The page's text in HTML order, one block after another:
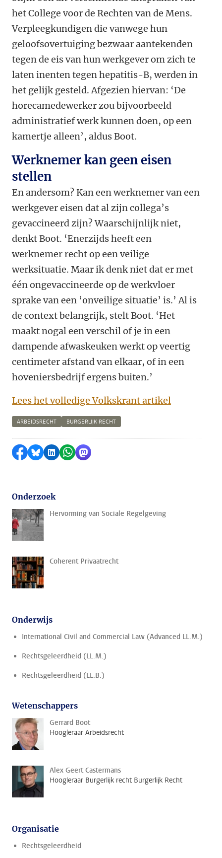
het College voor de Rechten van de Mens.
Verpleegkundigen die vanwege hun
geloofsovertuiging bezwaar aantekenden
tegen de eis van hun werkgever om zich te
laten inenten tegen hepatitis-B, werden in
het gelijk gesteld. Afgezien hiervan: ‘De
horecamedewerker zou bijvoorbeeld
administratief werk kunnen doen, op een
kamertje alleen’, aldus Boot.
Werknemer kan geen eisen
stellen
En andersom? Kan een werknemer van een
werkgever eisen dat al zijn collega’s
gevaccineerd zijn? Waarschijnlijk niet,
denkt Boot. ‘Enerzijds heeft een
werknemer recht op een veilige
werksituatie. Maar ik denk niet dat er met
één ongevaccineerde op de werkvloer
sprake van een ‘onveilige situatie’ is.’ Al is
de context belangrijk, stelt Boot. ‘Het
maakt nogal een verschil of je in een
dampende afwaskeuken werkt op veertig
centimeter afstand van elkaar, of in een
hoveniersbedrijf ergens buiten.’
Lees het volledige Volkskrant artikel
ARBEIDSRECHT BURGERLIJK RECHT
Delen op Facebook
Delen via Bluesky
Delen op LinkedIn
Delen via WhatsApp
Delen via Mastodon
Onderzoek
Hervorming van Sociale Regelgeving
Coherent Privaatrecht
Onderwijs
International Civil and Commercial Law (Advanced LL.M.)
Rechtsgeleerdheid (LL.M.)
Rechtsgeleerdheid (LL.B.)
Wetenschappers
Gerrard Boot
Hoogleraar Arbeidsrecht
Alex Geert Castermans
Hoogleraar Burgerlijk recht Burgerlijk Recht
Organisatie
Rechtsgeleerdheid